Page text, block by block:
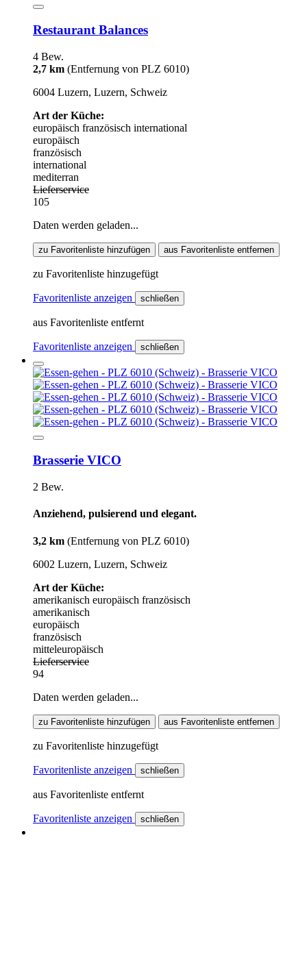
Restaurant Balances
4 Bew.
2,7 km (Entfernung von PLZ 6010)
6004 Luzern, Luzern, Schweiz
Art der Küche:
europäisch französisch international
europäisch
französisch
international
mediterran
Lieferservice
105
Daten werden geladen...
zu Favoritenliste hinzufügen aus Favoritenliste entfernen
zu Favoritenliste hinzugefügt
Favoritenliste anzeigen schließen
aus Favoritenliste entfernt
Favoritenliste anzeigen schließen
Brasserie VICO
2 Bew.
Anziehend, pulsierend und elegant.
3,2 km (Entfernung von PLZ 6010)
6002 Luzern, Luzern, Schweiz
Art der Küche:
amerikanisch europäisch französisch
amerikanisch
europäisch
französisch
mitteleuropäisch
Lieferservice
94
Daten werden geladen...
zu Favoritenliste hinzufügen aus Favoritenliste entfernen
zu Favoritenliste hinzugefügt
Favoritenliste anzeigen schließen
aus Favoritenliste entfernt
Favoritenliste anzeigen schließen